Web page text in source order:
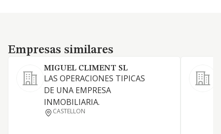
Empresas similares
Empresas similares
MIGUEL CLIMENT SL
LAS OPERACIONES TIPICAS
DE UNA EMPRESA
INMOBILIARIA.
CASTELLON